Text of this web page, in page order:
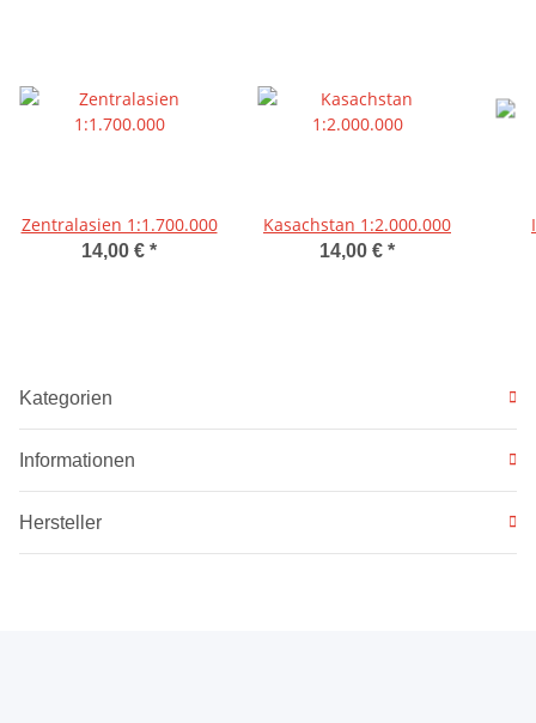
Zentralasien 1:1.700.000
14,00 € *
Kasachstan 1:2.000.000
14,00 € *
Kategorien
Informationen
Hersteller